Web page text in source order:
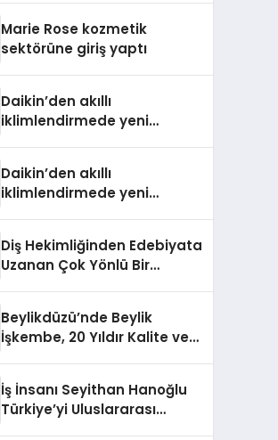
Aldı
Marie Rose kozmetik
sektörüne giriş yaptı
Daikin’den akıllı
iklimlendirmede yeni
Daikin’den akıllı
iklimlendirmede yeni
Diş Hekimliğinden Edebiyata
Uzanan Çok Yönlü Bir
Beylikdüzü’nde Beylik
İşkembe, 20 Yıldır Kalite ve
İş İnsanı Seyithan Hanoğlu
Türkiye’yi Uluslararası